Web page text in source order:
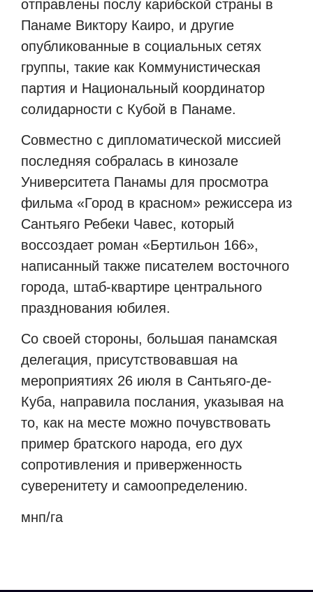
отправлены послу карибской страны в
Панаме Виктору Каиро, и другие
опубликованные в социальных сетях
группы, такие как Коммунистическая
партия и Национальный координатор
солидарности с Кубой в Панаме.
Совместно с дипломатической миссией
последняя собралась в кинозале
Университета Панамы для просмотра
фильма «Город в красном» режиссера из
Сантьяго Ребеки Чавес, который
воссоздает роман «Бертильон 166»,
написанный также писателем восточного
города, штаб-квартире центрального
празднования юбилея.
Со своей стороны, большая панамская
делегация, присутствовавшая на
мероприятиях 26 июля в Сантьяго-де-
Куба, направила послания, указывая на
то, как на месте можно почувствовать
пример братского народа, его дух
сопротивления и приверженность
суверенитету и самоопределению.
мнп/га